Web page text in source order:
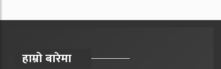
हाम्रो बारेमा